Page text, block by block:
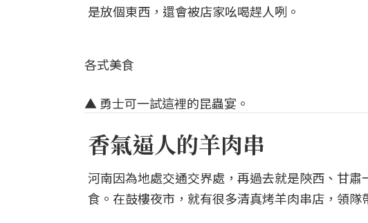
是放個東西，還會被店家吆喝趕人咧。
各式美食
▲ 勇士可一試這裡的昆蟲宴。
香氣逼人的羊肉串
河南因為地處交通交界處，再過去就是陝西、甘
食。在鼓樓夜市，就有很多清真烤羊肉串店，領隊